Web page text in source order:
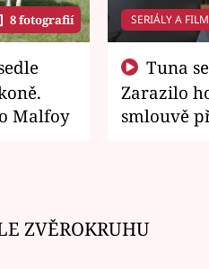
8 fotografií
Malfoy
SERIÁLY A
Zarazilo
smlouvě
ZVĚROKRUHU